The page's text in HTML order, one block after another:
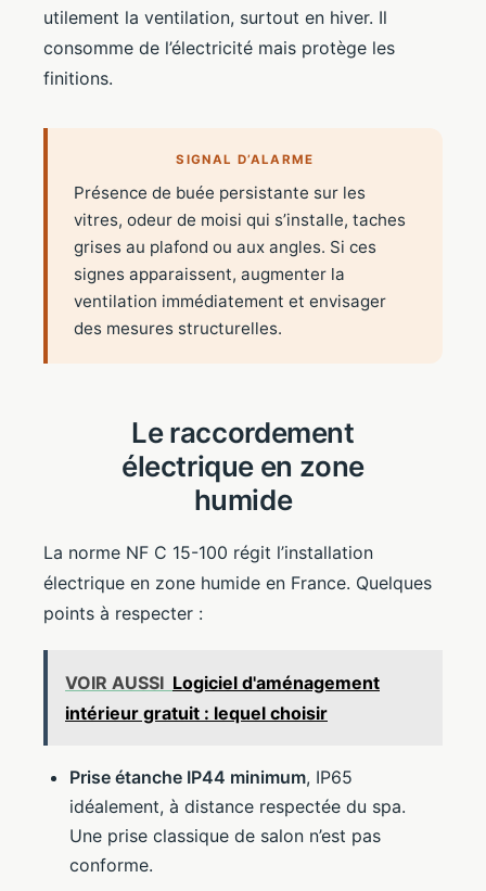
utilement la ventilation, surtout en hiver. Il
consomme de l’électricité mais protège les
finitions.
SIGNAL D’ALARME
Présence de buée persistante sur les
vitres, odeur de moisi qui s’installe, taches
grises au plafond ou aux angles. Si ces
signes apparaissent, augmenter la
ventilation immédiatement et envisager
des mesures structurelles.
Le raccordement
électrique en zone
humide
La norme NF C 15-100 régit l’installation
électrique en zone humide en France. Quelques
points à respecter :
VOIR AUSSI Logiciel d'aménagement
intérieur gratuit : lequel choisir
Prise étanche IP44 minimum, IP65
idéalement, à distance respectée du spa.
Une prise classique de salon n’est pas
conforme.